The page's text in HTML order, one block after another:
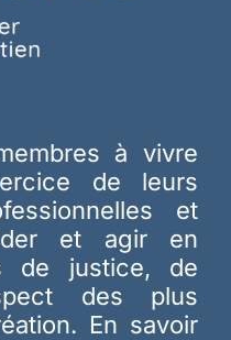
à vivre
de leurs
et
et agir en
de justice, de
des plus
En savoir